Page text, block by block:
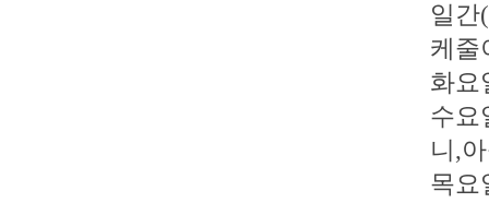
일간
케줄
화요
수요
니,
목요